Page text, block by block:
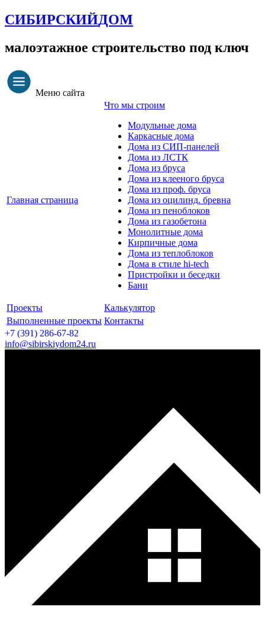
СИБИРСКИЙДОМ
малоэтажное строительство под ключ
Меню сайта
Главная страница
Что мы строим
Модульные дома
Каркасные дома
Дома из СИП-панелей
Дома из ЛСТК
Дома из бруса
Дома из клееного бруса
Дома из проф. бруса
Дома из оцилинд. бревна
Дома из пеноблоков
Дома из газобетона
Монолитные дома
Кирпичные дома
Дома из теплоблоков
Дома в стиле hi-tech
Пристройки и беседки
Бани
Проекты
Калькулятор
Выполненные проекты Контакты
+7 (391) 286-67-82
info@sibirskiydom24.ru